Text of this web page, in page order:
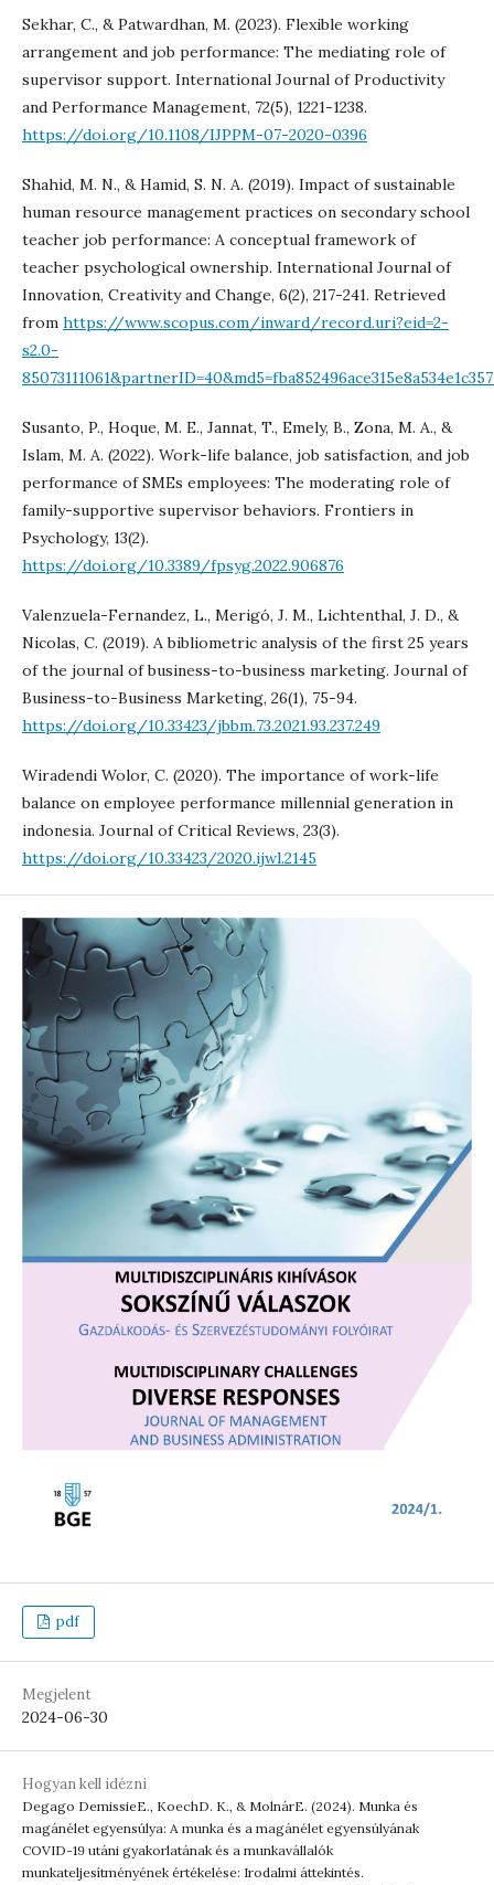
Sekhar, C., & Patwardhan, M. (2023). Flexible working
arrangement and job performance: The mediating role of
supervisor support. International Journal of Productivity
and Performance Management, 72(5), 1221-1238.
https://doi.org/10.1108/IJPPM-07-2020-0396
Shahid, M. N., & Hamid, S. N. A. (2019). Impact of sustainable
human resource management practices on secondary school
teacher job performance: A conceptual framework of
teacher psychological ownership. International Journal of
Innovation, Creativity and Change, 6(2), 217-241. Retrieved
from https://www.scopus.com/inward/record.uri?eid=2-
s2.0-
Susanto, P., Hoque, M. E., Jannat, T., Emely, B., Zona, M. A., &
Islam, M. A. (2022). Work-life balance, job satisfaction, and job
performance of SMEs employees: The moderating role of
family-supportive supervisor behaviors. Frontiers in
Psychology, 13(2).
https://doi.org/10.3389/fpsyg.2022.906876
Valenzuela-Fernandez, L., Merigó, J. M., Lichtenthal, J. D., &
Nicolas, C. (2019). A bibliometric analysis of the first 25 years
of the journal of business-to-business marketing. Journal of
Business-to-Business Marketing, 26(1), 75-94.
https://doi.org/10.33423/jbbm.73.2021.93.237.249
Wiradendi Wolor, C. (2020). The importance of work-life
balance on employee performance millennial generation in
indonesia. Journal of Critical Reviews, 23(3).
https://doi.org/10.33423/2020.ijwl.2145
pdf
Megjelent
2024-06-30
Hogyan kell idézni
Degago DemissieE., KoechD. K., & MolnárE. (2024). Munka és
magánélet egyensúlya: A munka és a magánélet egyensúlyának
COVID-19 utáni gyakorlatának és a munkavállalók
munkateljesítményének értékelése: Irodalmi áttekintés.